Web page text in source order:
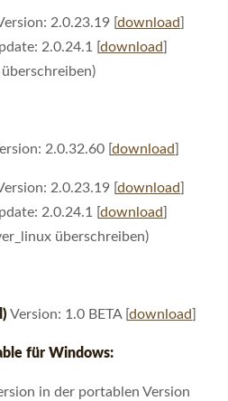
2.0.23.19 [ download
2.0.24.1 [ download
2.0.32.60 [ download
2.0.23.19 [ download
2.0.24.1 [ download
überschreiben)
Version: 1.0 BETA [ download
für Windows:
in der portablen Version